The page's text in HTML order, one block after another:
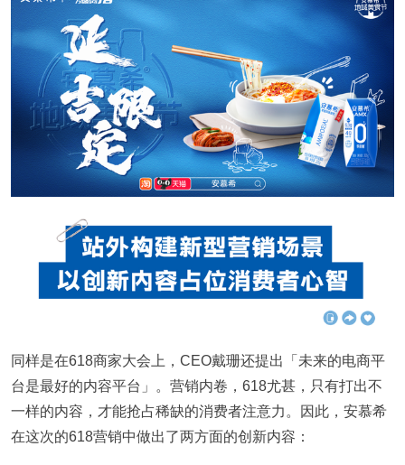
同样是在618商家大会上，CEO戴珊还提出「未来的电商平
台是最好的内容平台」。营销内卷，618尤甚，只有打出不
一样的内容，才能抢占稀缺的消费者注意力。因此，安慕希
在这次的618营销中做出了两方面的创新内容：